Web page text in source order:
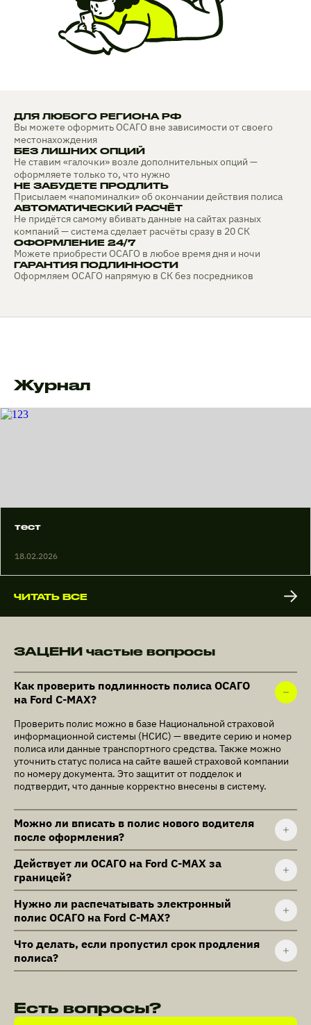
ДЛЯ ЛЮБОГО РЕГИОНА РФ
Вы можете оформить ОСАГО вне зависимости от своего
местонахождения
БЕЗ ЛИШНИХ ОПЦИЙ
Не ставим «галочки» возле дополнительных опций —
оформляете только то, что нужно
НЕ ЗАБУДЕТЕ ПРОДЛИТЬ
Присылаем «напоминалки» об окончании действия полиса
АВТОМАТИЧЕСКИЙ РАСЧЁТ
Не придётся самому вбивать данные на сайтах разных
компаний — система сделает расчёты сразу в 20 СК
ОФОРМЛЕНИЕ 24/7
Можете приобрести ОСАГО в любое время дня и ночи
ГАРАНТИЯ ПОДЛИННОСТИ
Оформляем ОСАГО напрямую в СК без посредников
Журнал
тест
18.02.2026
ЧИТАТЬ ВСЕ
ЗАЦЕНИ частые вопросы
Как проверить подлинность полиса ОСАГО
на Ford C-MAX?
Проверить полис можно в базе Национальной страховой
информационной системы (НСИС) — введите серию и номер
полиса или данные транспортного средства. Также можно
уточнить статус полиса на сайте вашей страховой компании
по номеру документа. Это защитит от подделок и
подтвердит, что данные корректно внесены в систему.
Можно ли вписать в полис нового водителя
после оформления?
Действует ли ОСАГО на Ford C-MAX за
границей?
Нужно ли распечатывать электронный
полис ОСАГО на Ford C-MAX?
Что делать, если пропустил срок продления
полиса?
Есть вопросы?